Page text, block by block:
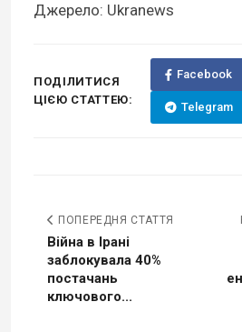
Джерело: Ukranews
ПОДІЛИТИСЯ
ЦІЄЮ СТАТТЕЮ:
Facebook
Telegram
ПОПЕРЕДНЯ СТАТТЯ
Війна в Ірані
заблокувала 40%
постачань
ключового...